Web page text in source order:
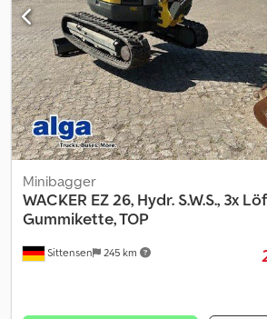
for more information
Sittensen 245 km
Minibagger
WACKER EZ 26, Hydr. S.W.S., 3x
Gummikette, TOP